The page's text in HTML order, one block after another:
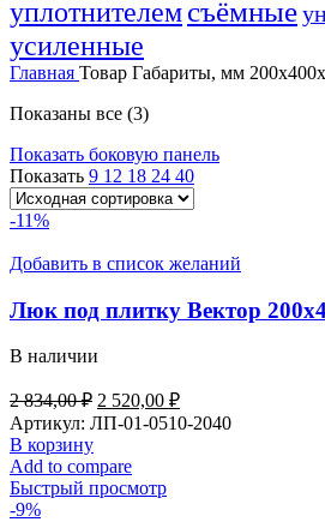
уплотнителемсъёмные
усиленные
Главная Товар Габариты, мм
Показаны все (3)
Показать боковую панель
Показать 9 12 18 24 40
-11%
Добавить в список желаний
Люк под плитку Вектор
В наличии
2 834,00₽ Первоначальная
цена
2
834,00 ₽.
2 520,00 ₽Текущая
цена:
Артикул: ЛП-01-0510-2040
В корзину
Add to compare
Быстрый просмотр
-9%